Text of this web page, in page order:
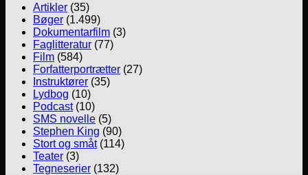
Artikler (35)
Bøger (1.499)
Dokumentarfilm (3)
Faglitteratur (77)
Film (584)
Forfatterportrætter (27)
Instruktører (35)
Lydbog (10)
Podcast(10)
SMS novelle (5)
Stephen King (90)
Stort og småt(114)
Teater (3)
Tegneserier (132)